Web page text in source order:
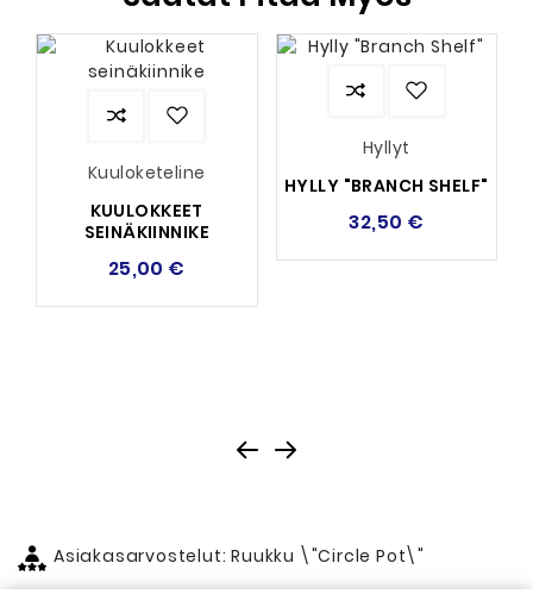
Kuuloketeline
KUULOKKEET
SEINÄKIINNIKE
25,00 €
Hyllyt
HYLLY "BRANCH SHELF"
32,50 €
Asiakasarvostelut: Ruukku \"Circle Pot\"